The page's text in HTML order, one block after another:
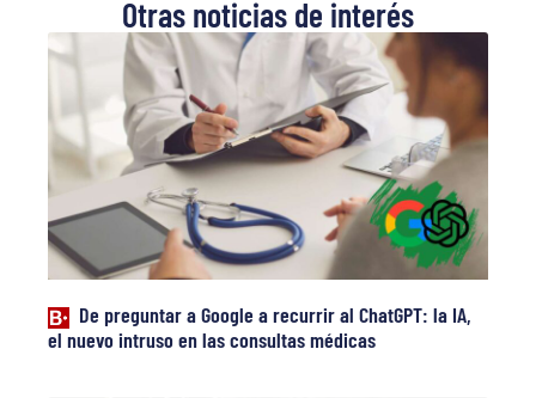
Otras noticias de interés
De preguntar a Google a recurrir al ChatGPT: la IA,
el nuevo intruso en las consultas médicas